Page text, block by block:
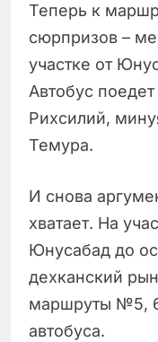
Теперь к
сюрпризов –
участке от
Автобус
Рихсилий,
Темура.
И снова
хватает. На
Юнусабад до
дехканский
маршруты №5,
автобуса.